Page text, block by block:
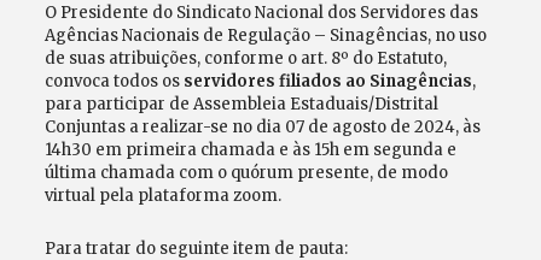
O Presidente do Sindicato Nacional dos Servidores das
Agências Nacionais de Regulação – Sinagências, no uso
de suas atribuições, conforme o art. 8º do Estatuto,
convoca todos os servidores filiados ao Sinagências,
para participar de Assembleia Estaduais/Distrital
Conjuntas a realizar-se no dia 07 de agosto de 2024, às
14h30 em primeira chamada e às 15h em segunda e
última chamada com o quórum presente, de modo
virtual pela plataforma zoom.
Para tratar do seguinte item de pauta: